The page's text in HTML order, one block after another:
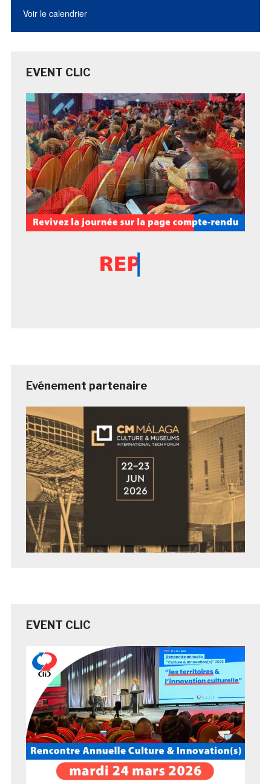
Voir le calendrier
EVENT CLIC
Evénement partenaire
EVENT CLIC